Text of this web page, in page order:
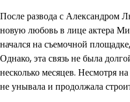
После развода с Александром
новую любовь в лице актера
начался на съемочной
Однако, эта связь не была
несколько месяцев. Несмотря
не унывала и продолжала